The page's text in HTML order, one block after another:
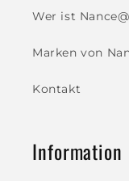
Wer ist
Marken von
Kontakt
Information